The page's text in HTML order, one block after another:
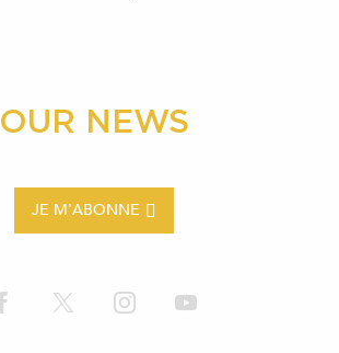
OUR NEWS
JE M'ABONNE